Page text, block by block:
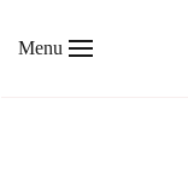
Menu